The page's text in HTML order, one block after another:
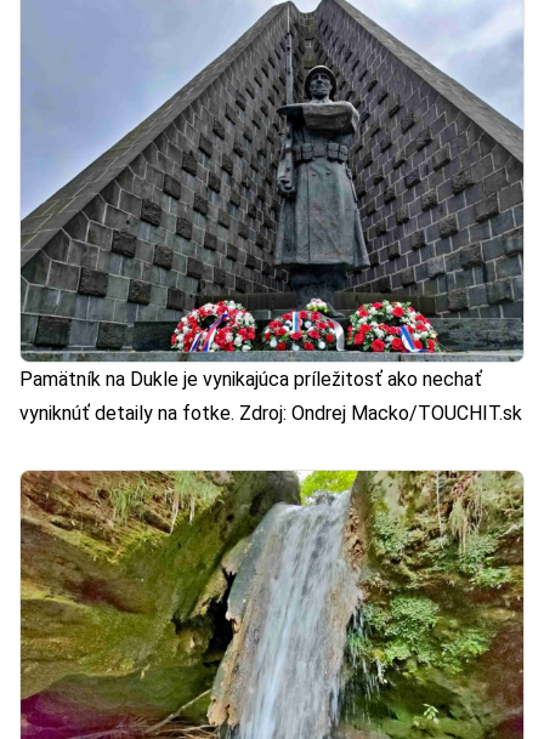
Pamätník na Dukle je vynikajúca príležitosť ako nechať
vyniknúť detaily na fotke. Zdroj: Ondrej Macko/TOUCHIT.sk